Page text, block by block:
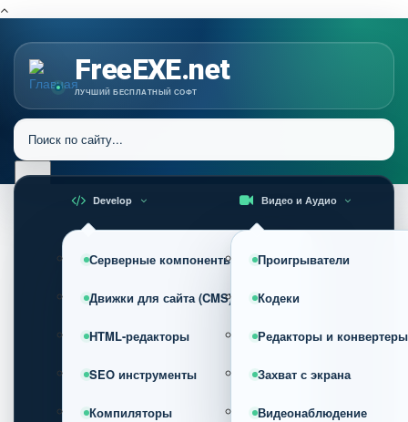
FreeEXE.net
ЛУЧШИЙ БЕСПЛАТНЫЙ СОФТ
Develop
Серверные компоненты
Движки для сайта (CMS)
HTML-редакторы
SEO инструменты
Компиляторы
Видео и Аудио
Проигрыватели
Кодеки
Редакторы и конвертеры
Захват с экрана
Видеонаблюдение